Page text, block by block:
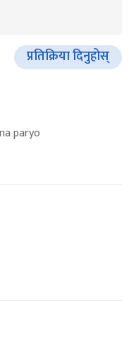
प्रतिक्रिया दिनुहोस्
paryo